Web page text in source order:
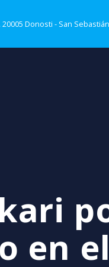
20005 Donosti - San Sebastián
en